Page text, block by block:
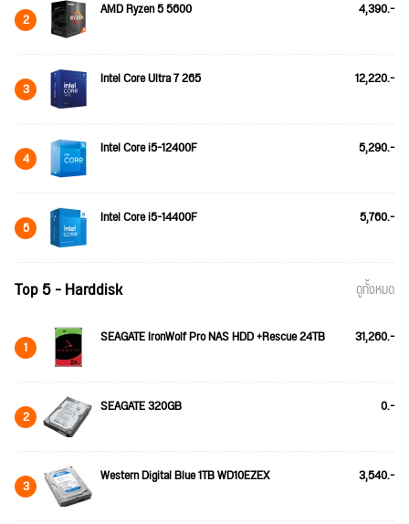
2 AMD Ryzen 5 5600 4,390.-
3 Intel Core Ultra 7 265 12,220.-
4 Intel Core i5-12400F 5,290.-
5 Intel Core i5-14400F 5,760.-
Top 5 - Harddisk ดูทั้งหมด
1 SEAGATE IronWolf Pro NAS HDD +Rescue 24TB 31,260.-
2 SEAGATE 320GB 0.-
3 Western Digital Blue 1TB WD10EZEX 3,540.-